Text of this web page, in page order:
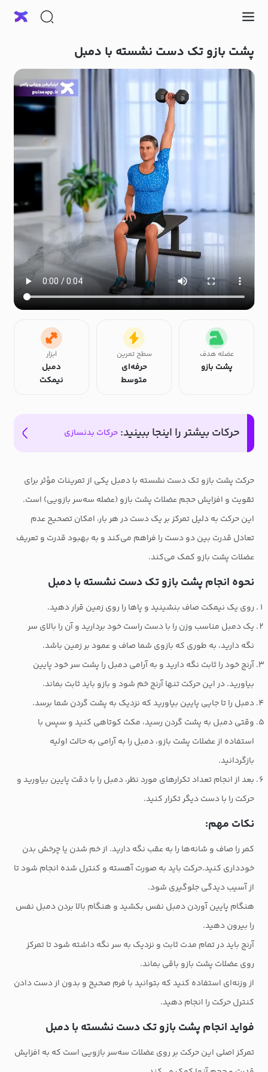
پشت بازو تک دست نشسته با دمبل
عضله هدف
پشت بازو
سطح تمرین
حرفه‌ای
متوسط
ابزار
دمبل
نیمکت
حرکات بیشتر را اینجا ببینید: حرکات بدنسازی
حرکت پشت بازو تک دست نشسته با دمبل یکی از تمرینات مؤثر برای
تقویت و افزایش حجم عضلات پشت بازو (عضله سه‌سر بازویی) است.
این حرکت به دلیل تمرکز بر یک دست در هر بار، امکان تصحیح عدم
تعادل قدرت بین دو دست را فراهم می‌کند و به بهبود قدرت و تعریف
عضلات پشت بازو کمک می‌کند.
نحوه انجام پشت بازو تک دست نشسته با دمبل
روی یک نیمکت صاف بنشینید و پاها را روی زمین قرار دهید.
یک دمبل مناسب وزن را با دست راست خود بردارید و آن را بالای سر
نگه دارید، به طوری که بازوی شما صاف و عمود بر زمین باشد.
آرنج خود را ثابت نگه دارید و به آرامی دمبل را پشت سر خود پایین
بیاورید. در این حرکت تنها آرنج خم شود و بازو باید ثابت بماند.
دمبل را تا جایی پایین بیاورید که نزدیک به پشت گردن شما برسد.
وقتی دمبل به پشت گردن رسید، مکث کوتاهی کنید و سپس با
استفاده از عضلات پشت بازو، دمبل را به آرامی به حالت اولیه
بازگردانید.
بعد از انجام تعداد تکرارهای مورد نظر، دمبل را با دقت پایین بیاورید و
حرکت را با دست دیگر تکرار کنید.
نکات مهم:
کمر را صاف و شانه‌ها را به عقب نگه دارید. از خم شدن یا چرخش بدن
خودداری کنید.حرکت باید به صورت آهسته و کنترل شده انجام شود تا
از آسیب دیدگی جلوگیری شود.
هنگام پایین آوردن دمبل نفس بکشید و هنگام بالا بردن دمبل نفس
را بیرون دهید.
آرنج باید در تمام مدت ثابت و نزدیک به سر نگه داشته شود تا تمرکز
روی عضلات پشت بازو باقی بماند.
از وزنه‌ای استفاده کنید که بتوانید با فرم صحیح و بدون از دست دادن
کنترل حرکت را انجام دهید.
فواید انجام پشت بازو تک دست نشسته با دمبل
تمرکز اصلی این حرکت بر روی عضلات سه‌سر بازویی است که به افزایش